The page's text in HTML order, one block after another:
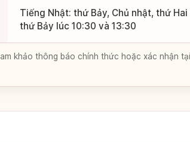
Tiếng Nhật: thứ Bảy, Chủ nhật, thứ
thứ Bảy lúc 10:30 và 13:30
khảo thông báo chính thức hoặc xác nhận